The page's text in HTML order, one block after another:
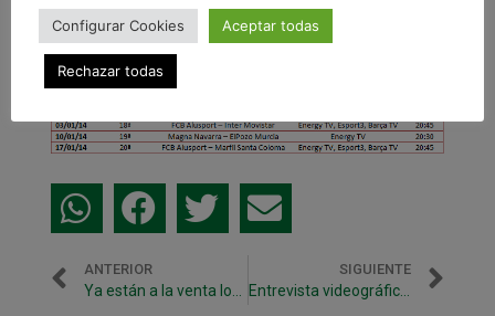
lugar el derbi catalán de Primera División entre el
FC Barcelona Alusport y el Marfil Santa Coloma,
partido correspondiente a la 20ª jornada.
ANTERIOR SIGUIENTE
Entrevista videográfica al míster Imanol Arregui en Marca.com
Configurar Cookies Aceptar todas
Rechazar todas